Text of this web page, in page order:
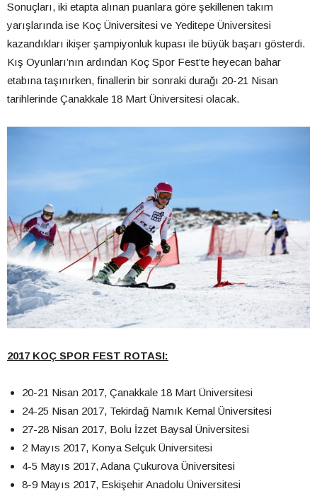
Sonuçları, iki etapta alınan puanlara göre şekillenen takım
yarışlarında ise Koç Üniversitesi ve Yeditepe Üniversitesi
kazandıkları ikişer şampiyonluk kupası ile büyük başarı gösterdi.
Kış Oyunları’nın ardından Koç Spor Fest’te heyecan bahar
etabına taşınırken, finallerin bir sonraki durağı 20-21 Nisan
tarihlerinde Çanakkale 18 Mart Üniversitesi olacak.
2017 KOÇ SPOR FEST ROTASI:
20-21 Nisan 2017, Çanakkale 18 Mart Üniversitesi
24-25 Nisan 2017, Tekirdağ Namık Kemal Üniversitesi
27-28 Nisan 2017, Bolu İzzet Baysal Üniversitesi
2 Mayıs 2017, Konya Selçuk Üniversitesi
4-5 Mayıs 2017, Adana Çukurova Üniversitesi
8-9 Mayıs 2017, Eskişehir Anadolu Üniversitesi